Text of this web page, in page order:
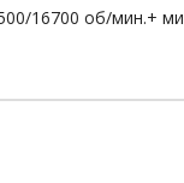
16700 об/мин.+